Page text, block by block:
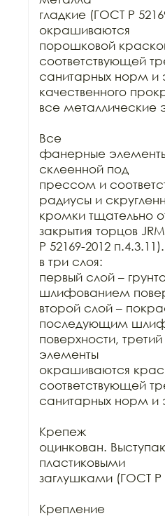
гладкие (ГОСТ Р
окрашиваются
порошковой
соответствующей
санитарных норм и
качественного
все металлические
Все
фанерные элементы
склеенной под
прессом и
радиусы и
кромки тщательно
закрытия торцов
Р 52169-2012
в три слоя:
первый слой –
шлифованием
второй слой –
последующим
поверхности,
элементы
окрашиваются
соответствующей
санитарных норм и
Крепеж
оцинкован.
пластиковыми
заглушками (ГОСТ Р
Крепление